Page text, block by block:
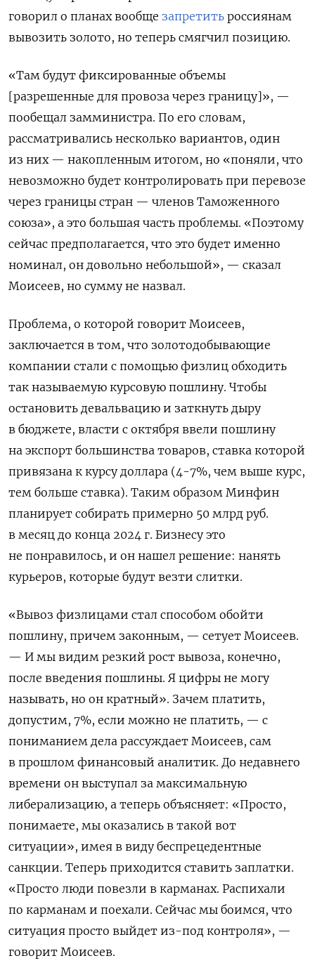
говорил о планах вообще запретить россиянам
вывозить золото, но теперь смягчил позицию.
«Там будут фиксированные объемы
[разрешенные для провоза через границу]», —
пообещал замминистра. По его словам,
рассматривались несколько вариантов, один
из них — накопленным итогом, но «поняли, что
невозможно будет контролировать при перевозе
через границы стран — членов Таможенного
союза», а это большая часть проблемы. «Поэтому
сейчас предполагается, что это будет именно
номинал, он довольно небольшой», — сказал
Моисеев, но сумму не назвал.
Проблема, о которой говорит Моисеев,
заключается в том, что золотодобывающие
компании стали с помощью физлиц обходить
так называемую курсовую пошлину. Чтобы
остановить девальвацию и заткнуть дыру
в бюджете, власти с октября ввели пошлину
на экспорт большинства товаров, ставка которой
привязана к курсу доллара (4-7%, чем выше курс,
тем больше ставка). Таким образом Минфин
планирует собирать примерно 50 млрд руб.
в месяц до конца 2024 г. Бизнесу это
не понравилось, и он нашел решение: нанять
курьеров, которые будут везти слитки.
«Вывоз физлицами стал способом обойти
пошлину, причем законным, — сетует Моисеев.
— И мы видим резкий рост вывоза, конечно,
после введения пошлины. Я цифры не могу
называть, но он кратный». Зачем платить,
допустим, 7%, если можно не платить, — с
пониманием дела рассуждает Моисеев, сам
в прошлом финансовый аналитик. До недавнего
времени он выступал за максимальную
либерализацию, а теперь объясняет: «Просто,
понимаете, мы оказались в такой вот
ситуации», имея в виду беспрецедентные
санкции. Теперь приходится ставить заплатки.
«Просто люди повезли в карманах. Распихали
по карманам и поехали. Сейчас мы боимся, что
ситуация просто выйдет из-под контроля», —
говорит Моисеев.